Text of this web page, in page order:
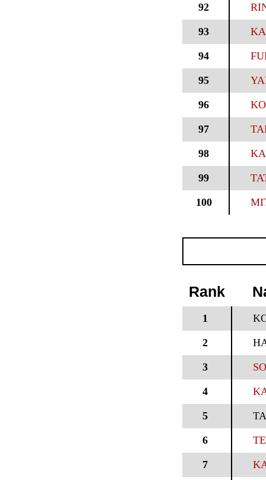
92
93
94
95
96
97
98
99
100
Rank
1
2
3
4
5
6
7